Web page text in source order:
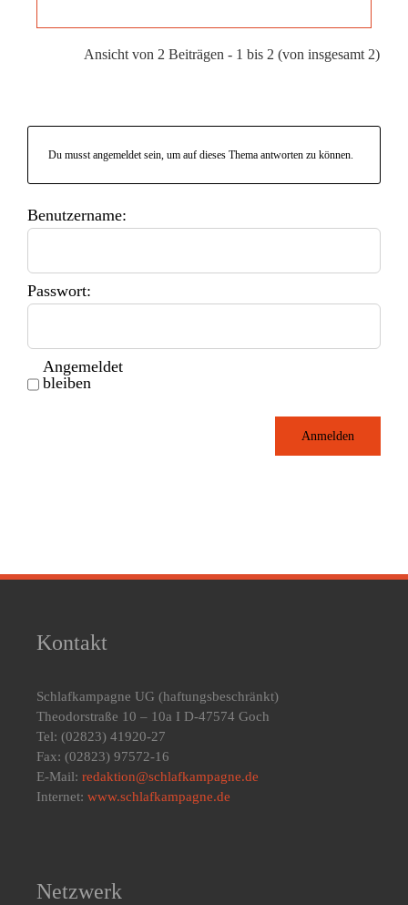
Ansicht von 2 Beiträgen - 1 bis 2 (von insgesamt 2)
Du musst angemeldet sein, um auf dieses Thema antworten zu können.
Benutzername:
Passwort:
Angemeldet
bleiben
Anmelden
Kontakt
Schlafkampagne UG (haftungsbeschränkt)
Theodorstraße 10 – 10a I D-47574 Goch
Tel: (02823) 41920-27
Fax: (02823) 97572-16
E-Mail: redaktion@schlafkampagne.de
Internet: www.schlafkampagne.de
Netzwerk